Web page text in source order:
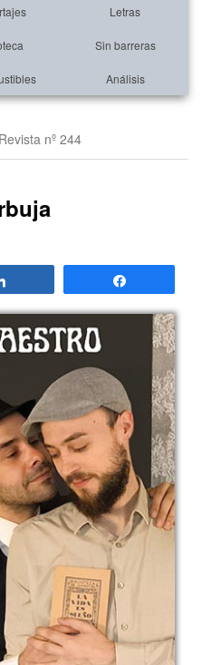
Letras
Sin barreras
Análisis
Revista nº 244